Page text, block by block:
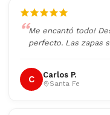
Me encantó todo!
perfecto. Las zapas
C Carlos P.
Santa Fe